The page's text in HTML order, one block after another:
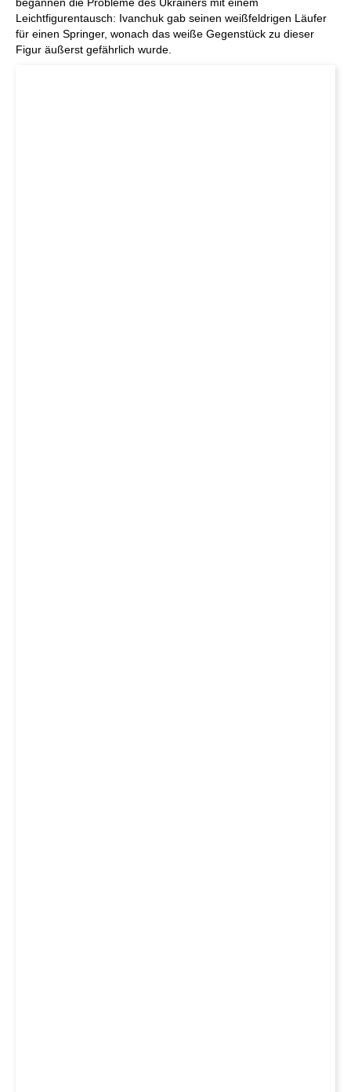
Leichtfigurentausch: Ivanchuk gab seinen weißfeldrigen Läufer
für einen Springer, wonach das weiße Gegenstück zu dieser
Figur äußerst gefährlich wurde.